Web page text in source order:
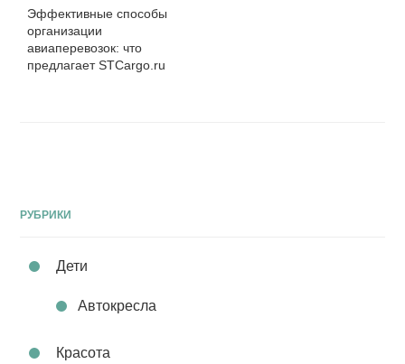
Эффективные способы
организации
авиаперевозок: что
предлагает STCargo.ru
РУБРИКИ
Дети
Автокресла
Красота